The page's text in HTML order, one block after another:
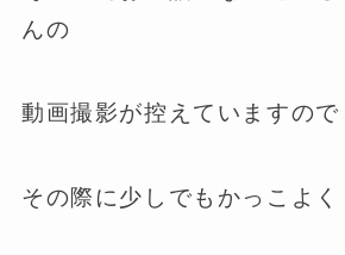
んの
動画撮影が控えていますので
その際に少しでもかっこよ